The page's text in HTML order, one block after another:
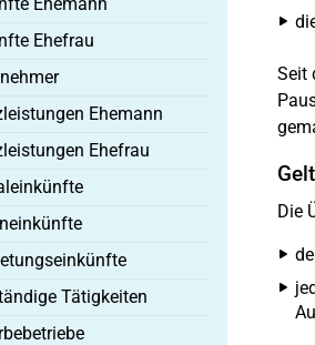
Seit
Die
Ehefrau
Ehemann
Ehefrau
Tätigkeiten